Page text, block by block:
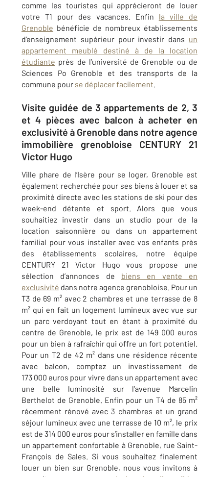
comme les touristes qui apprécieront de louer
votre T1 pour des vacances. Enfin la ville de
Grenoble bénéficie de nombreux établissements
d’enseignement supérieur pour investir dans un
appartement meublé destiné à de la location
étudiante près de l’université de Grenoble ou de
Sciences Po Grenoble et des transports de la
commune pour se déplacer facilement.
Visite guidée de 3 appartements de 2, 3
et 4 pièces avec balcon à acheter en
exclusivité à Grenoble dans notre agence
immobilière grenobloise CENTURY 21
Victor Hugo
Ville phare de l’Isère pour se loger, Grenoble est
également recherchée pour ses biens à louer et sa
proximité directe avec les stations de ski pour des
week-end détente et sport. Alors que vous
souhaitiez investir dans un studio pour de la
location saisonnière ou dans un appartement
familial pour vous installer avec vos enfants près
des établissements scolaires, notre équipe
CENTURY 21 Victor Hugo vous propose une
sélection d’annonces de biens en vente en
exclusivité dans notre agence grenobloise. Pour un
T3 de 69 m² avec 2 chambres et une terrasse de 8
m² qui en fait un logement lumineux avec vue sur
un parc verdoyant tout en étant à proximité du
centre de Grenoble, le prix est de 149 000 euros
pour un bien à rafraîchir qui offre un fort potentiel.
Pour un T2 de 42 m² dans une résidence récente
avec balcon, comptez un investissement de
173 000 euros pour vivre dans un appartement avec
une belle luminosité sur l’avenue Marcelin
Berthelot de Grenoble. Enfin pour un T4 de 85 m²
récemment rénové avec 3 chambres et un grand
séjour lumineux avec une terrasse de 10 m², le prix
est de 314 000 euros pour s’installer en famille dans
un appartement confortable à Grenoble, rue Saint-
François de Sales. Si vous souhaitez finalement
louer un bien sur Grenoble, nous vous invitons à